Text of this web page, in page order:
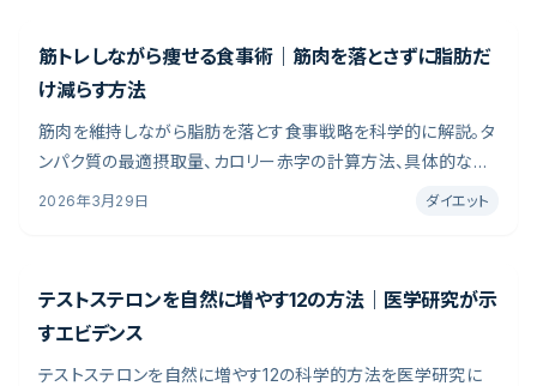
筋トレしながら痩せる食事術｜筋肉を落とさずに脂肪だ
け減らす方法
筋肉を維持しながら脂肪を落とす食事戦略を科学的に解説。タ
ンパク質の最適摂取量、カロリー赤字の計算方法、具体的な食
事プラン例まで紹介します。ボディリコンポジションとは、体重の
2026年3月29日 ダイエット
テストステロンを自然に増やす12の方法｜医学研究が示
すエビデンス
テストステロンを自然に増やす12の科学的方法を医学研究に